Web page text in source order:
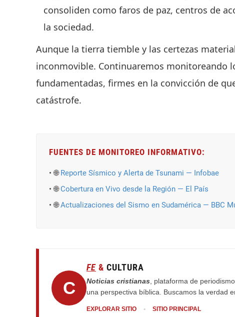
consoliden como faros de paz, centros de
la sociedad.
Aunque la tierra tiemble y las certezas
inconmovible. Continuaremos monitoreando
fundamentadas, firmes en la convicción de
catástrofe.
FUENTES DE MONITOREO INFORMATIVO:
🌐 Reporte Sísmico y Alerta de Tsunami — Infobae
🌐Cobertura en Vivo desde la Región — El País
🌐Actualizaciones del Sismo en Sudamérica — BBC
C
FE & CULTURA
Noticias cristianas, plataforma de
una perspectiva bíblica. Buscamos la verdad
EXPLORAR SITIO • SITIO PRINCIPAL